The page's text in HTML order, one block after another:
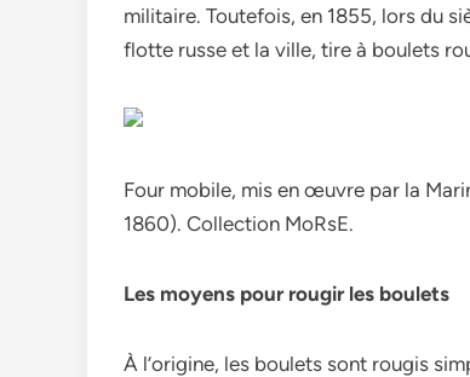
militaire. Toutefois, en 1855, lors du
flotte russe et la ville, tire à boulets
Four mobile, mis en œuvre par la
1860). Collection MoRsE.
Les moyens pour rougir les boulets
À l’origine, les boulets sont rougis